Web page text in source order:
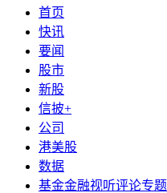
首页
快讯
要闻
股市
新股
信披+
公司
港美股
数据
基金金融视听评论专题